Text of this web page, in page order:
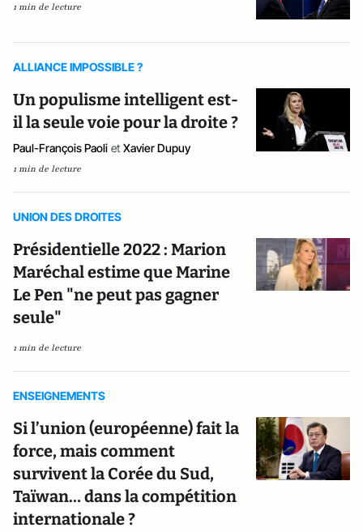
1 min de lecture
ALLIANCE IMPOSSIBLE ?
Un populisme intelligent est-
il la seule voie pour la droite ?
Paul-François Paoli et Xavier Dupuy
1 min de lecture
UNION DES DROITES
Présidentielle 2022 : Marion
Maréchal estime que Marine
Le Pen "ne peut pas gagner
seule"
1 min de lecture
ENSEIGNEMENTS
Si l’union (européenne) fait la
force, mais comment
survivent la Corée du Sud,
Taïwan… dans la compétition
internationale ?